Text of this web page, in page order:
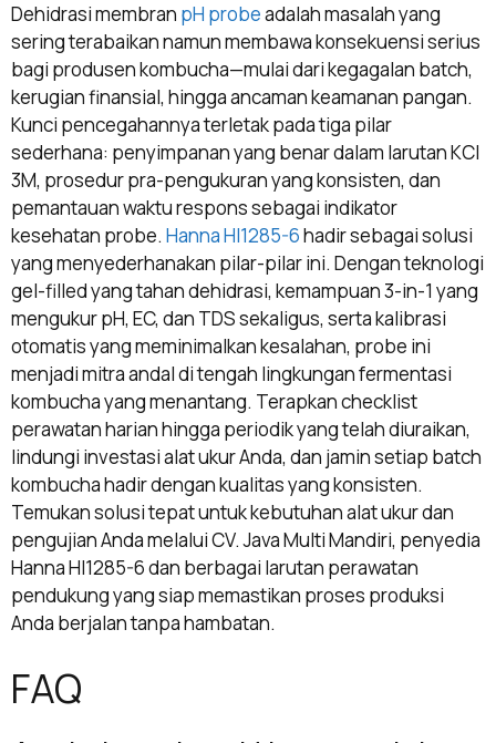
Dehidrasi membran pH probeadalah masalah yang
sering terabaikan namun membawa konsekuensi serius
bagi produsen kombucha—mulai dari kegagalan batch,
kerugian finansial, hingga ancaman keamanan pangan.
Kunci pencegahannya terletak pada tiga pilar
sederhana: penyimpanan yang benar dalam larutan KCl
3M, prosedur pra-pengukuran yang konsisten, dan
pemantauan waktu respons sebagai indikator
kesehatan probe. Hanna HI1285-6hadir sebagai solusi
yang menyederhanakan pilar-pilar ini. Dengan teknologi
gel-filled yang tahan dehidrasi, kemampuan 3-in-1 yang
mengukur pH, EC, dan TDS sekaligus, serta kalibrasi
otomatis yang meminimalkan kesalahan, probe ini
menjadi mitra andal di tengah lingkungan fermentasi
kombucha yang menantang. Terapkan checklist
perawatan harian hingga periodik yang telah diuraikan,
lindungi investasi alat ukur Anda, dan jamin setiap batch
kombucha hadir dengan kualitas yang konsisten.
Temukan solusi tepat untuk kebutuhan alat ukur dan
pengujian Anda melalui CV. Java Multi Mandiri, penyedia
Hanna HI1285-6 dan berbagai larutan perawatan
pendukung yang siap memastikan proses produksi
Anda berjalan tanpa hambatan.
FAQ